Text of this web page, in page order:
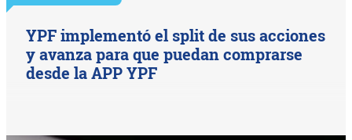
YPF implementó el split de sus acciones
y avanza para que puedan comprarse
desde la APP YPF